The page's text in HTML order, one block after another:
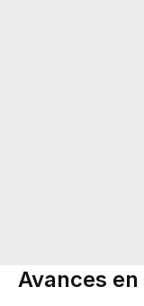
Avances